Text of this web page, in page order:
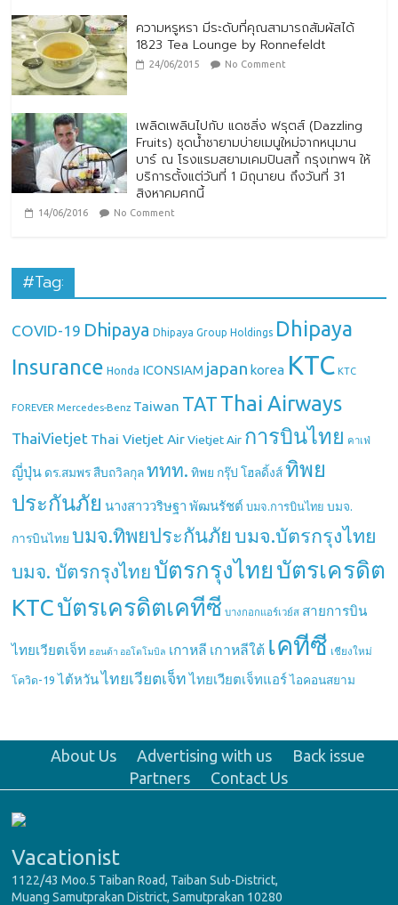
ความหรูหรา มีระดับที่คุณสามารถสัมผัสได้
1823 Tea Lounge by Ronnefeldt
24/06/2015 No Comment
เพลิดเพลินไปกับ แดซลิ่ง ฟรุตส์ (Dazzling
Fruits) ชุดน้ำชายามบ่ายเมนูใหม่จากหนุมาน
บาร์ ณ โรงแรมสยามเคมปินสกี้ กรุงเทพฯ ให้
บริการตั้งแต่วันที่ 1 มิถุนายน ถึงวันที่ 31
สิงหาคมศกนี้
14/06/2016 No Comment
#Tag:
COVID-19 Dhipaya Dhipaya Group Holdings Dhipaya
Insurance Honda ICONSIAM japan korea KTC KTC
FOREVER Mercedes-Benz Taiwan TAT Thai Airways
ThaiVietjet Thai Vietjet Air Vietjet Air การบินไทย คาเฟ่
ญี่ปุ่น ดร.สมพร สืบถวิลกุล ททท. ทิพย กรุ๊ป โฮลดิ้งส์ ทิพย
ประกันภัย นางสาววริษฐา พัฒนรัชต์ บมจ.การบินไทย บมจ.
การบินไทย บมจ.ทิพยประกันภัย บมจ.บัตรกรุงไทย
บมจ. บัตรกรุงไทย บัตรกรุงไทย บัตรเครดิต
KTCบัตรเครดิตเคทีซี บางกอกแอร์เวย์ส สายการบิน
ไทยเวียตเจ็ท ฮอนด้า ออโตโมบิล เกาหลี เกาหลีใต้ เคทีซี เชียงใหม่
โควิด-19 ไต้หวัน ไทยเวียตเจ็ท ไทยเวียตเจ็ทแอร์ ไอคอนสยาม
About Us Advertising with us
Back issue
Partners
Contact Us
Vacationist
1122/43 Moo.5 Taiban Road, Taiban Sub-District,
Muang Samutprakan District, Samutprakan 10280